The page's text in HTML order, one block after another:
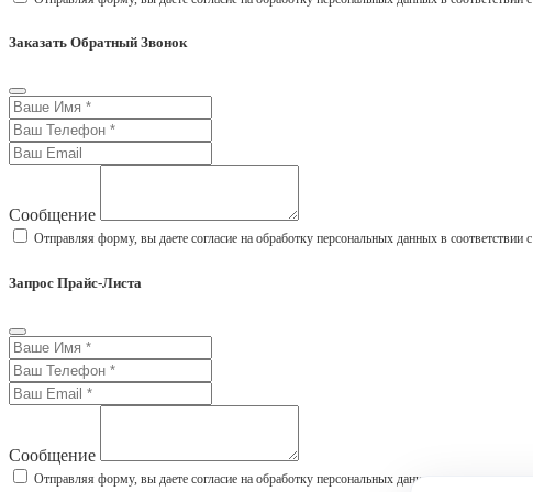
Заказать Обратный Звонок
Сообщение
Отправляя форму, вы даете согласие на обработку персональных данных в соответствии с
Запрос Прайс-Листа
Сообщение
Отправляя форму, вы даете согласие на обработку персональных данных в соответствии с